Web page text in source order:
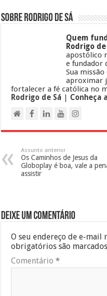
Sobre Rodrigo de Sá
Quem
Rodrigo de
apostólico
e fundador
Sua
aproximar
fortalecer a fé católica no
Rodrigo de Sá | Conheça
Assunto anterior
Os Caminhos de Jesus da
Globoplay é boa, vale a
assistir
Deixe um comentário
O seu endereço de e-mail
obrigatórios são
Comentário*